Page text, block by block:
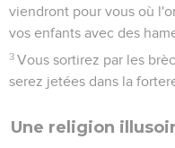
viendront pour vous où
vos enfants avec des
3 Vous sortirez par les
serez jetées dans la
Une religion